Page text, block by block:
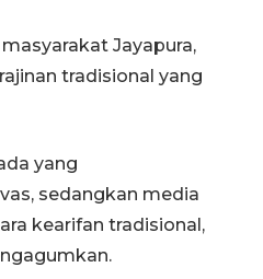
Jayapura,
tradisional yang
yang
sedangkan media
kearifan tradisional,